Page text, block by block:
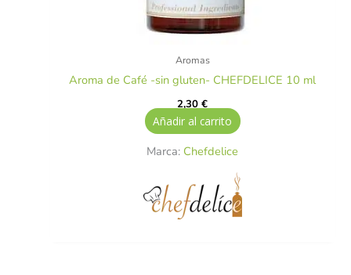
Aromas
Aroma de Café -sin gluten- CHEFDELICE 10 ml
2,30€
Añadir al carrito
Marca: Chefdelice